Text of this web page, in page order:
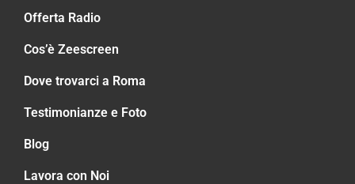
Offerta Radio
Cos’è Zeescreen
Dove trovarci a Roma
Testimonianze e Foto
Blog
Lavora con Noi